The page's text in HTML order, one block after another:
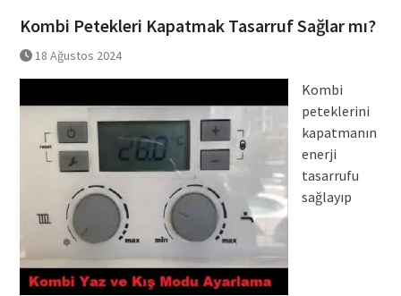
Kombi Petekleri Kapatmak Tasarruf Sağlar mı?
18 Ağustos 2024
Kombi
peteklerini
kapatmanın
enerji
tasarrufu
sağlayıp